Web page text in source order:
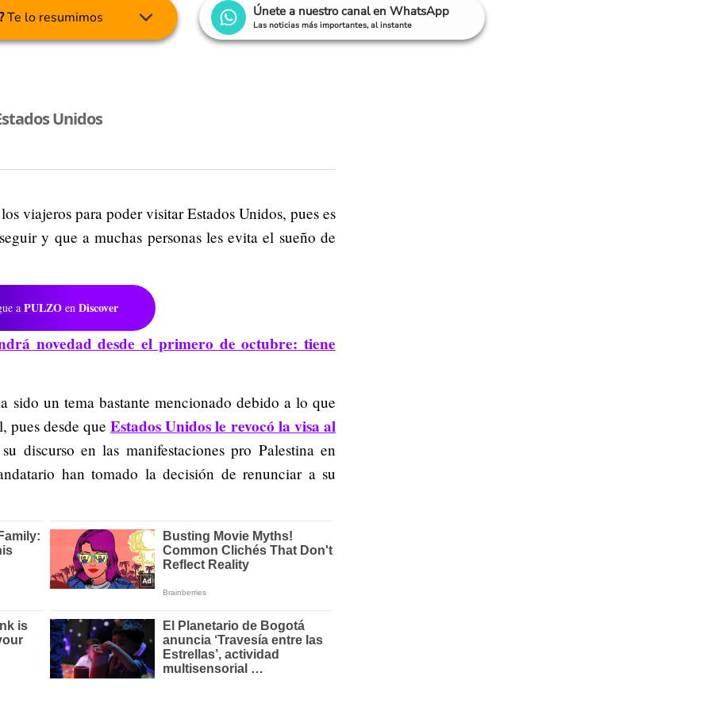
Te lo resumimos Únete a nuestro canal en WhatsApp
Las noticias más importantes, al instante
Unidos
viajeros para poder visitar Estados Unidos, pues es
y que a muchas personas les evita el sueño de
a PULZO en Discover
novedad desde el primero de octubre: tiene
sido un tema bastante mencionado debido a lo que
pues desde queEstados Unidos le revocó la visa al
discurso en las manifestaciones pro Palestina en
han tomado la decisión de renunciar a su